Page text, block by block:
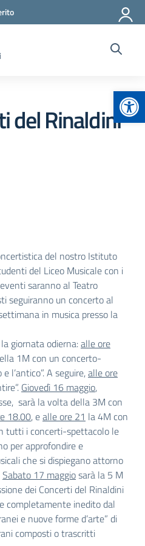
del Rinaldini
del nostro Istituto
del Liceo Musicale con i
saranno al Teatro
seguiranno un concerto al
in musica presso la
giornata odierna:alle ore
1M con un concerto-
l’antico”. A seguire,alle ore
Giovedì 16 maggio,
sarà la volta della 3M con
18.00, ealle ore 21 la 4M con
tutti i concerti-spettacolo le
per approfondire e
che si dispiegano attorno
Sabato 17 maggiosarà la 5 M
dei Concerti del Rinaldini
completamente inedito dal
e nuove forme d’arte” di
composti o trascritti